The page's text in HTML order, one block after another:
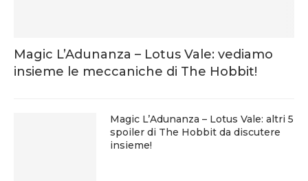
Magic L’Adunanza – Lotus Vale: vediamo
insieme le meccaniche di The Hobbit!
Magic L’Adunanza – Lotus Vale: altri 5
spoiler di The Hobbit da discutere
insieme!